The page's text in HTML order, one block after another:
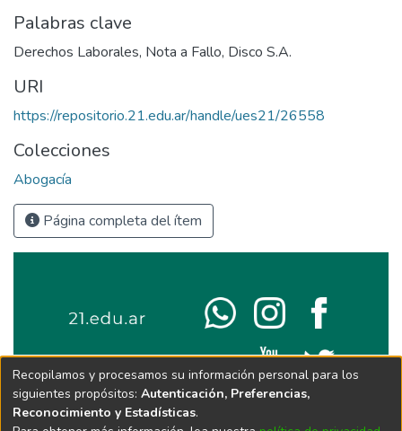
Palabras clave
Derechos Laborales, Nota a Fallo, Disco S.A.
URI
https://repositorio.21.edu.ar/handle/ues21/26558
Colecciones
Abogacía
Página completa del ítem
Recopilamos y procesamos su información personal para los
siguientes propósitos: Autenticación, Preferencias,
Reconocimiento y Estadísticas.